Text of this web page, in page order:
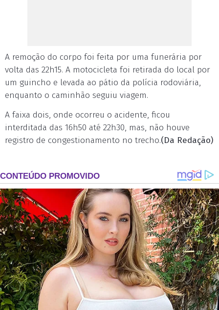
A remoção do corpo foi feita por uma funerária por
volta das 22h15. A motocicleta foi retirada do local por
um guincho e levada ao pátio da polícia rodoviária,
enquanto o caminhão seguiu viagem.
A faixa dois, onde ocorreu o acidente, ficou
interditada das 16h50 até 22h30, mas, não houve
registro de congestionamento no trecho.(Da Redação)